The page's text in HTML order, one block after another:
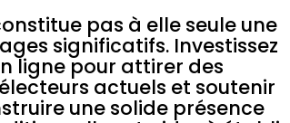
pas à elle seule une
significatifs. Investissez
ligne pour attirer des
actuels et soutenir
une solide présence